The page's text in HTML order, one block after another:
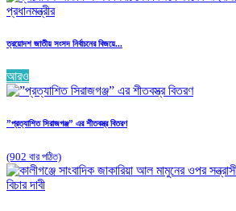
ত্রয়োদশ জাতীয় সংসদ নির্বাচনের বিজয়ে...
আরও
”প্রত্যাশিত সিরাজগঞ্জ” এর শীতবস্ত্র বিতরণ
(902 বার পঠিত)